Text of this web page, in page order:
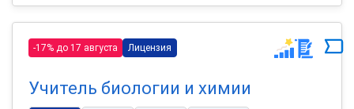
-17% до 17 августа Лицензия
Учитель биологии и химии